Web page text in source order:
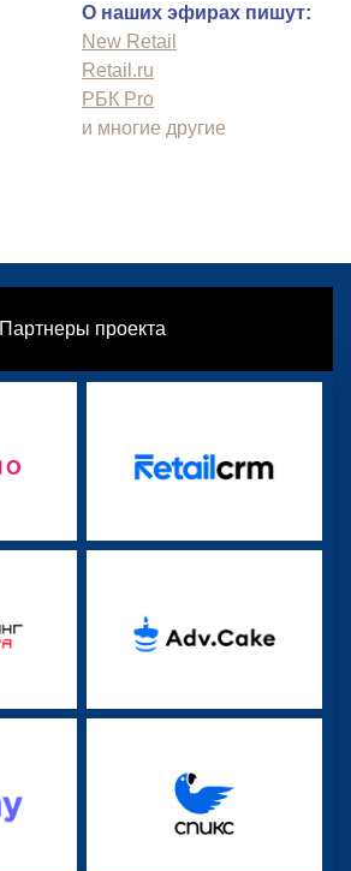
О наших эфирах пишут:
New Retail
Retail.ru
РБК Pro
и многие другие
Партнеры проекта